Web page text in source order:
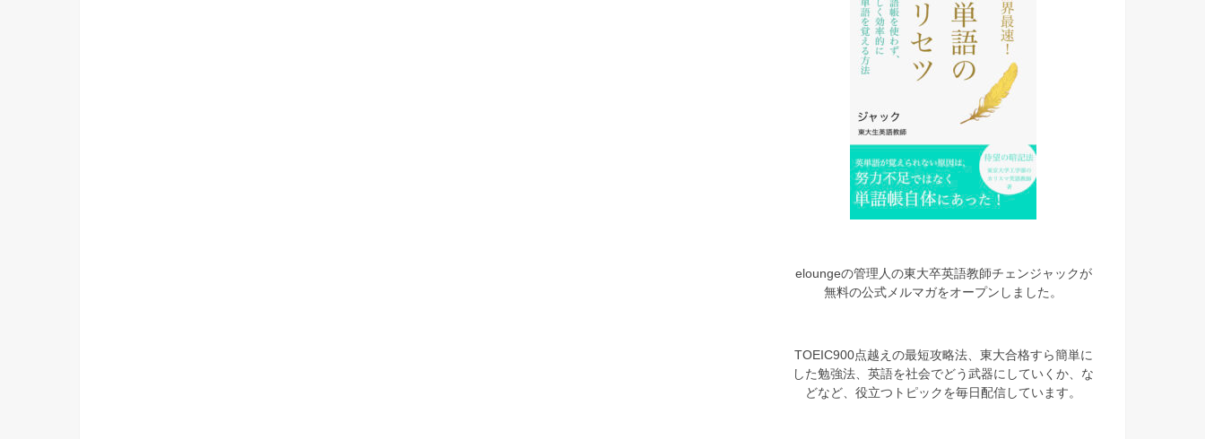
eloungeの管理人の東大卒英語教師チェンジャックが
無料の公式メルマガをオープンしました。
TOEIC900点越えの最短攻略法、東大合格すら簡単に
した勉強法、英語を社会でどう武器にしていくか、な
どなど、役立つトピックを毎日配信しています。